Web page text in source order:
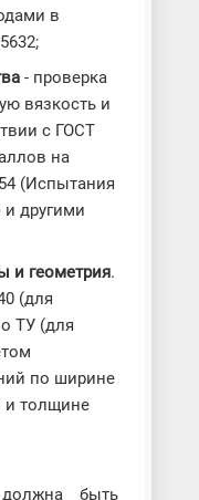
в
- проверка
вязкость и
с ГОСТ
на
(Испытания
и другими
и геометрия.
(для
ТУ (для
по ширине
и толщине
быть